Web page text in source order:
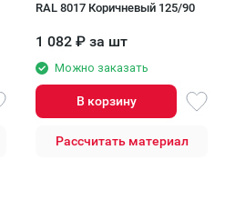
RAL 8017 Коричневый 125/90
1 082 ₽ за шт
Можно заказать
В корзину
Рассчитать материал